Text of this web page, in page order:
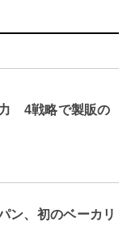
4戦略で製販の
ン、初のベーカリ